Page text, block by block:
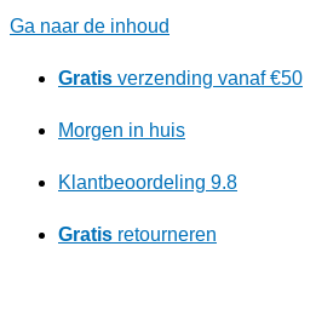
Ga naar de inhoud
Gratisverzending vanaf €50
Morgen in huis
Klantbeoordeling 9.8
Gratisretourneren